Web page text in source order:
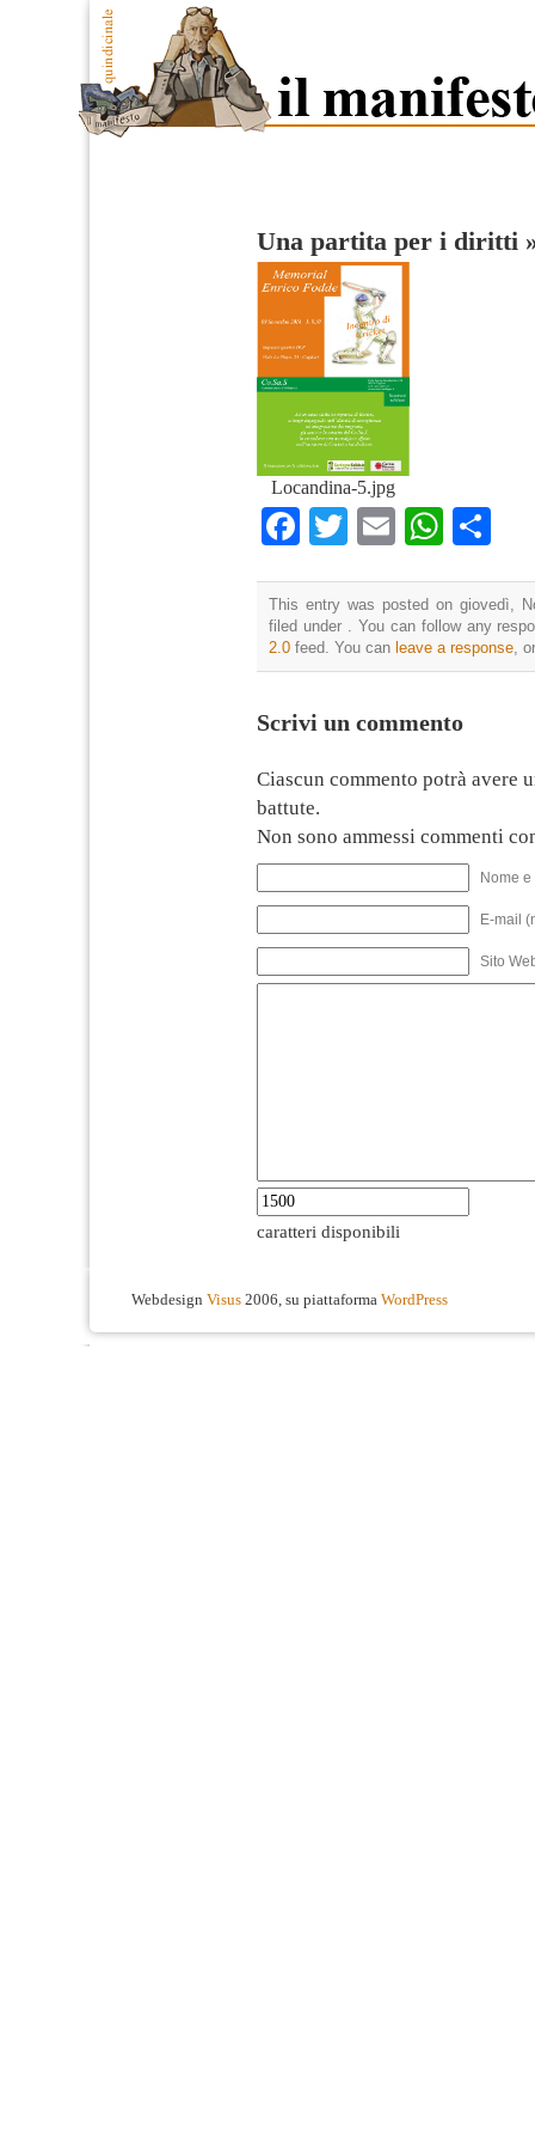
Una partita per i diritti
Locandina-5.jpg
Facebook
Twitter
Email
This entry was posted on giovedì,
filed under . You can follow any
2.0 feed. You can leave a response ,
Scrivi un commento
Ciascun commento potrà avere
battute.
Non sono ammessi commenti
Nome
E-mail
Sito
caratteri disponibili
Webdesign Visus 2006, su piattaforma WordPress